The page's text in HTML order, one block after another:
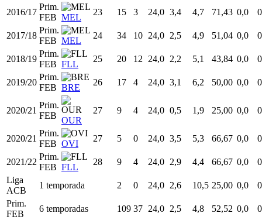
2016/17
Prim.
FEB MEL
23 15 3 24,0 3,4 4,7 71,43 0,0
2017/18
Prim.
FEB MEL
24 34 10 24,0 2,5 4,9 51,04 0,0
2018/19
Prim.
FEB FLL
25 20 12 24,0 2,2 5,1 43,84 0,0
2019/20
Prim.
FEB BRE
26 17 4 24,0 3,1 6,2 50,00 0,0
2020/21
Prim.
FEB OUR
27 9 4 24,0 0,5 1,9 25,00 0,0
2020/21
Prim.
FEB OVI
27 5 0 24,0 3,5 5,3 66,67 0,0
2021/22
Prim.
FEB FLL
28 9 4 24,0 2,9 4,4 66,67 0,0
Liga
ACB
1 temporada 2 0 24,0 2,6 10,5 25,00 0,0
Prim.
FEB
6 temporadas 109 37 24,0 2,5 4,8 52,52 0,0